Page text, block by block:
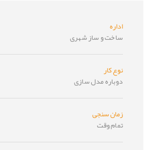
اداره
ساخت و ساز شهری
نوع کار
دوباره مدل سازی
زمان سنجی
تمام وقت